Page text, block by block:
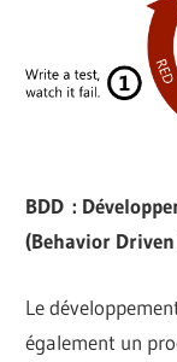
BDD :
(Behavior
Le
également un